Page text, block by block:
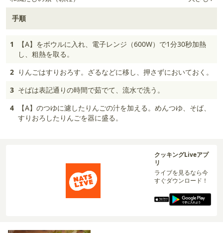
手順
1
【A】をボウルに入れ、電子レンジ（600W）で1分30秒加熱
し、粗熱を取る。
2 りんごはすりおろす。ざるなどに移し、押さずにおいておく。
3 そばは表記通りの時間で茹でて、流水で洗う。
4
【A】のつゆに濾したりんごの汁を加える。めんつゆ、そば、
すりおろしたりんごを器に盛る。
クッキングLiveアプ
リ
ライブを見るなら今
すぐダウンロード！